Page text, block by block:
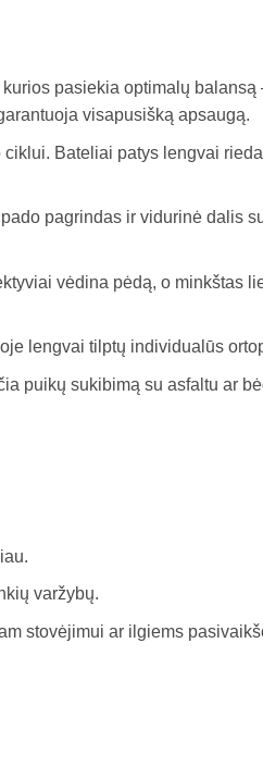
pasiekia optimalų
visapusišką apsaugą.
Bateliai patys lengvai
pagrindas ir vidurinė dalis
vėdina pėdą, o minkštas
lengvai tilptų individualūs
puikų sukibimą su asfaltu ar
varžybų.
stovėjimui ar ilgiems